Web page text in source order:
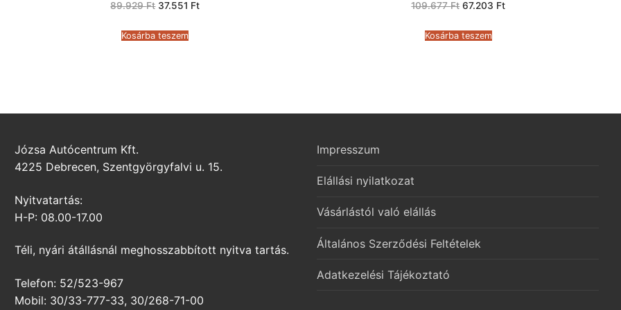
89.929Ft Original
89.929 Ft.
37.551 FtCurrent
Kosárba teszem
109.677Ft Original
109.677 Ft.
67.203 FtCurrent
Kosárba teszem
Józsa Autócentrum Kft.
4225 Debrecen, Szentgyörgyfalvi u. 15.
Nyitvatartás:
H-P: 08.00-17.00
Téli, nyári átállásnál meghosszabbított nyitva tartás.
Telefon: 52/523-967
Mobil: 30/33-777-33, 30/268-71-00
Impresszum
Elállási nyilatkozat
Vásárlástól való elállás
Általános Szerződési Feltételek
Adatkezelési Tájékoztató